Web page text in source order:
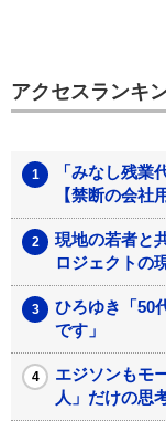
アクセスランキ
「みなし残
【禁断の会社
現地の若者と
ロジェクトの
ひろゆき「50
です」
エジソンもモ
人」だけの思